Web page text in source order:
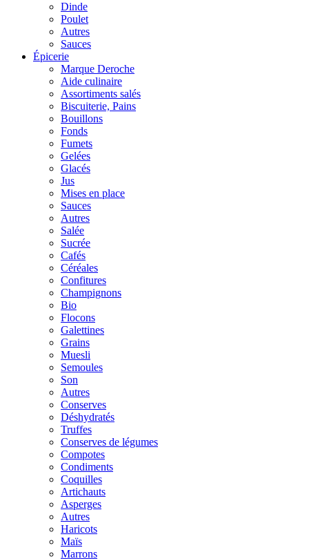
Dinde
Poulet
Autres
Sauces
Épicerie
Marque Deroche
Aide culinaire
Assortiments salés
Biscuiterie, Pains
Bouillons
Fonds
Fumets
Gelées
Glacés
Jus
Mises en place
Sauces
Autres
Salée
Sucrée
Cafés
Céréales
Confitures
Champignons
Bio
Flocons
Galettines
Grains
Muesli
Semoules
Son
Autres
Conserves
Déshydratés
Truffes
Conserves de légumes
Compotes
Condiments
Coquilles
Artichauts
Asperges
Autres
Haricots
Maïs
Marrons